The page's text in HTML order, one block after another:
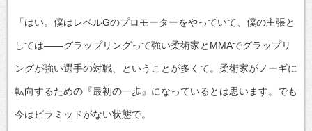
「はい。僕はレベルGのプロモーターをやっていて、僕の主張と
しては――グラップリングって強い柔術家とMMAでグラップリ
ングが強い選手の対戦、ということが多くて。柔術家がノーギに
転向するための『最初の一歩』になっているとは思います。でも
今はピラミッドがない状態で。